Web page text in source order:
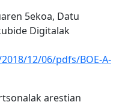
5ekoa, Datu
Digitalak
12/06/pdfs/BOE-A-
arestian